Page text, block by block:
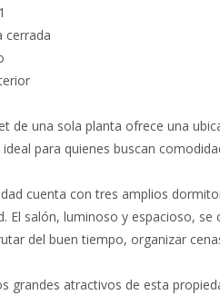
cerrada
de una sola planta ofrece una
ideal para quienes buscan
cuenta con tres amplios
El salón, luminoso y espacioso,
del buen tiempo, organizar
grandes atractivos de esta